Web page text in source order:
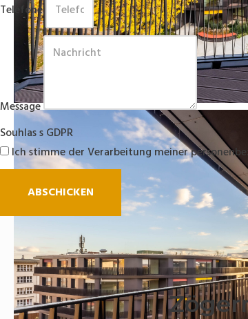
Telefone
Message
Souhlas s GDPR
Ich stimme der Verarbeitung meiner
ABSCHICKEN